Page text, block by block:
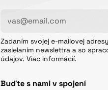
Zadaním svojej e-mailovej
zasielaním newslettra a so
údajov. Viac informácií.
Buďte s nami v spojení